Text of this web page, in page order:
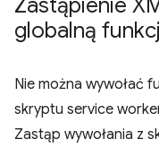
globalną
Nie można wywołać
skryptu service
Zastąp wywołania z